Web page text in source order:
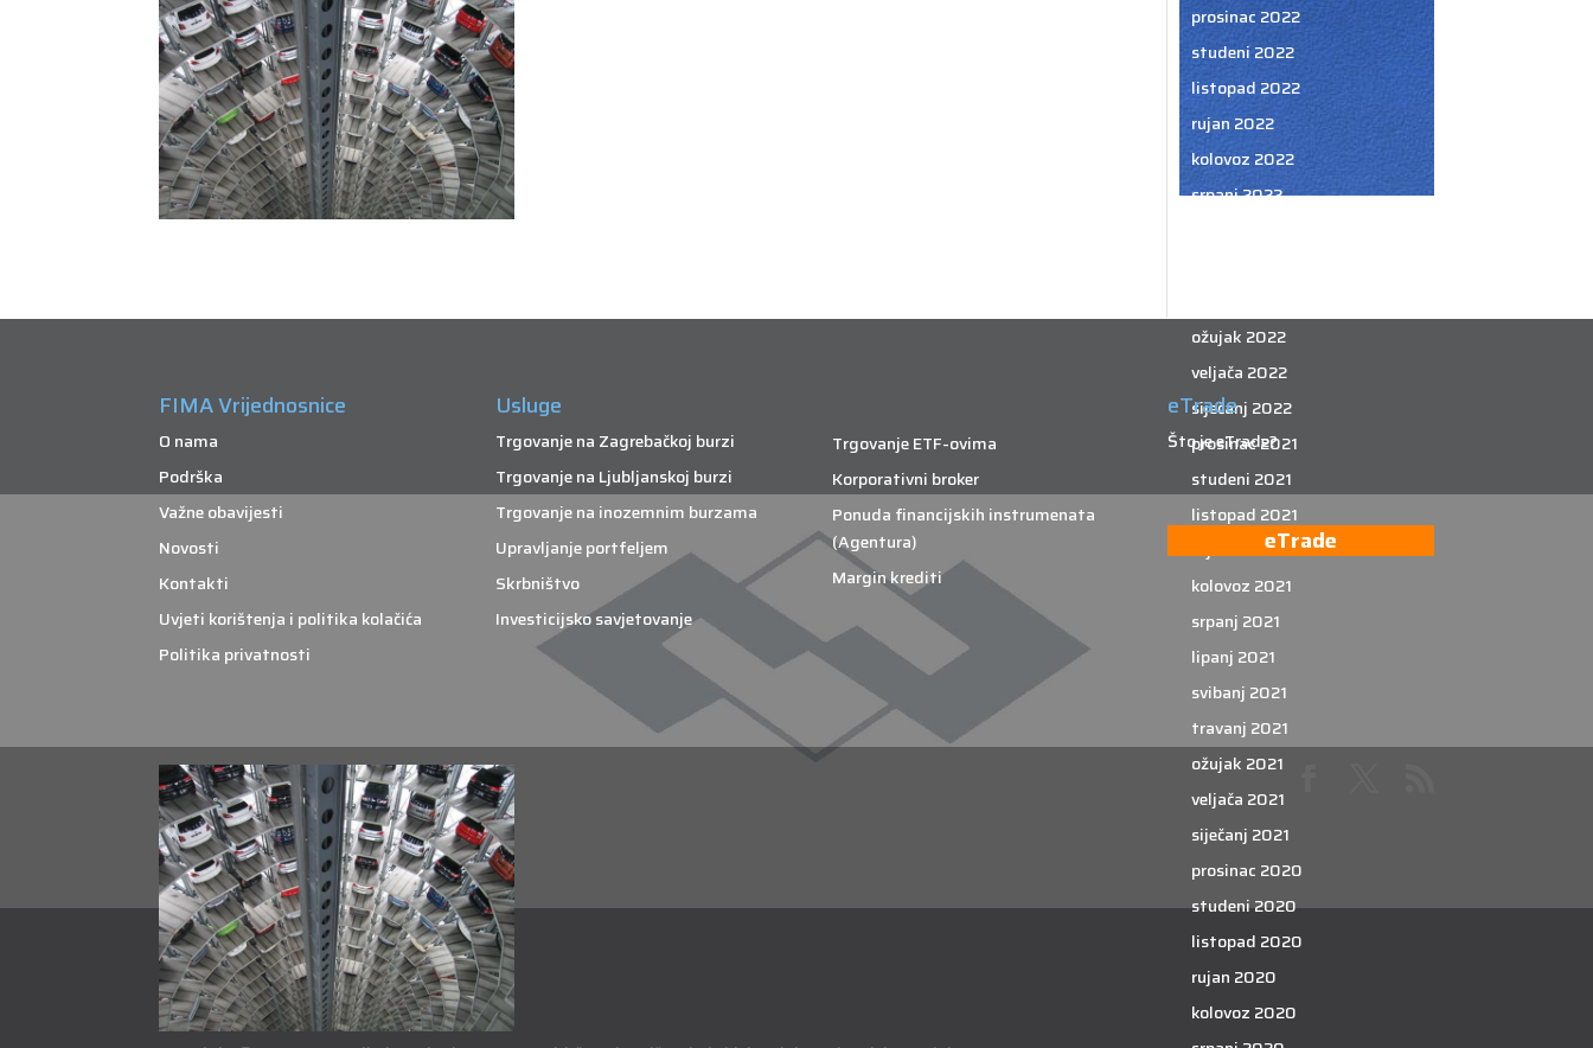
prosinac 2022
studeni 2022
listopad 2022
rujan 2022
kolovoz 2022
srpanj 2022
ožujak 2022
veljača 2022
siječanj 2022
prosinac 2021
studeni 2021
listopad 2021
rujan 2021
kolovoz 2021
srpanj 2021
lipanj 2021
svibanj 2021
travanj 2021
ožujak 2021
veljača 2021
siječanj 2021
prosinac 2020
studeni 2020
listopad 2020
rujan 2020
kolovoz 2020
FIMA Vrijednosnice
O nama
Podrška
Važne obavijesti
Novosti
Kontakti
Uvjeti korištenja i politika kolačića
Politika privatnosti
Usluge
Trgovanje na Zagrebačkoj burzi
Trgovanje na Ljubljanskoj burzi
Trgovanje na inozemnim burzama
Upravljanje portfeljem
Skrbništvo
Investicijsko savjetovanje
Trgovanje ETF-ovima
Korporativni broker
Ponuda financijskih instrumenata
(Agentura)
Margin krediti
eTrade
Što je eTrade?
eTrade